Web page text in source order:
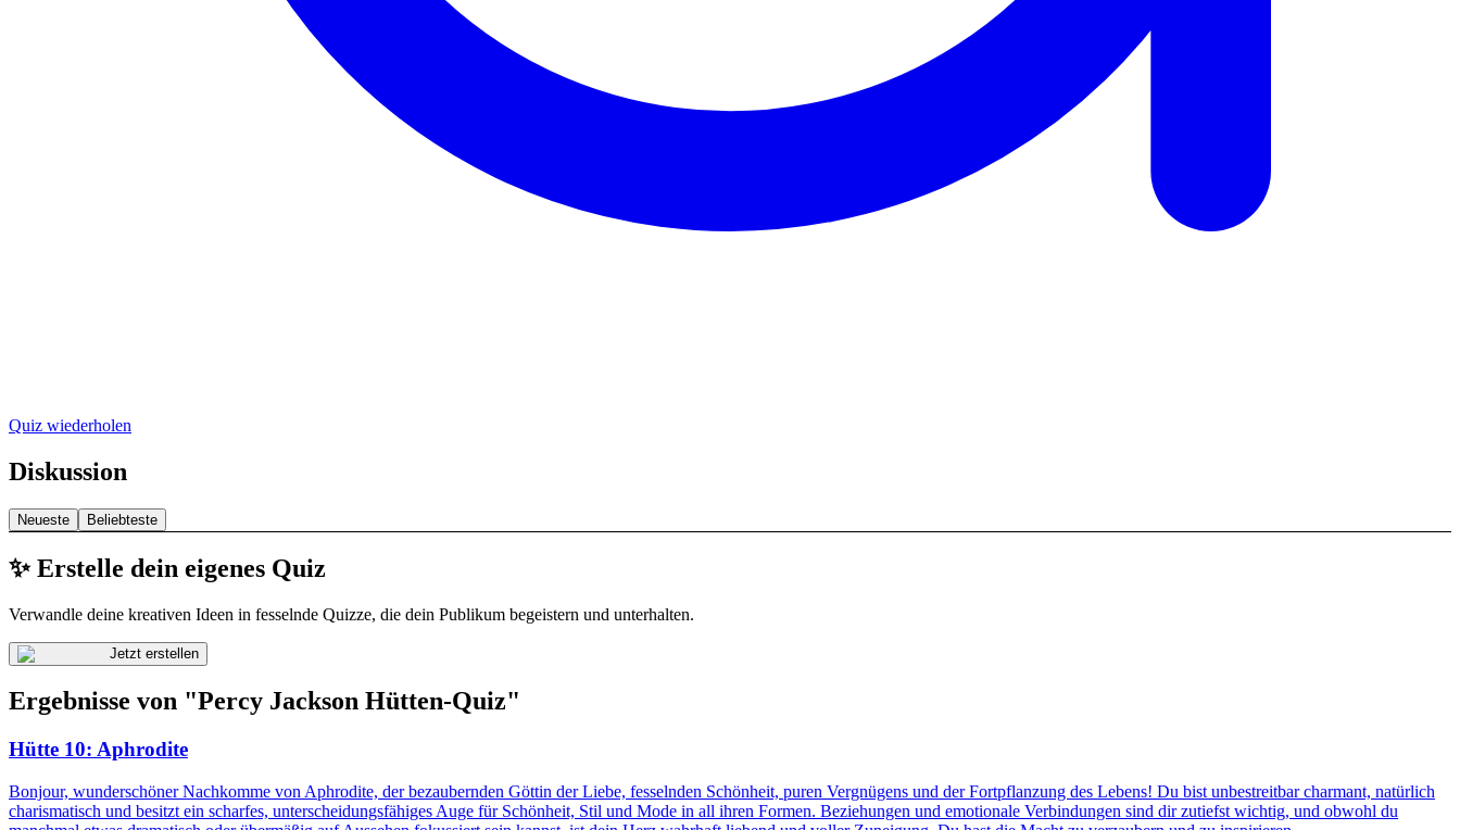
Quiz wiederholen
Diskussion
Neueste Beliebteste
✨ Erstelle dein eigenes Quiz
Verwandle deine kreativen Ideen in fesselnde Quizze, die dein Publikum begeistern und unterhalten.
Jetzt erstellen
Ergebnisse von "Percy Jackson Hütten-Quiz"
Hütte 10: Aphrodite
Bonjour, wunderschöner Nachkomme von Aphrodite, der bezaubernden Göttin der Liebe, fesselnden Schönheit, puren Vergnügens und der Fortpflanzung des Lebens! Du bist unbestreitbar charmant, natürlich
charismatisch und besitzt ein scharfes, unterscheidungsfähiges Auge für Schönheit, Stil und Mode in all ihren Formen. Beziehungen und emotionale Verbindungen sind dir zutiefst wichtig, und obwohl du